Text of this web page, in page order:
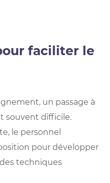
faciliter le
un passage à
souvent difficile.
le personnel
pour développer
techniques